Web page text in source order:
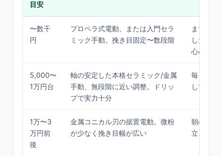
目安
〜数千
円
プロペラ式電動、または入門セラ
ミック手動。挽き目固定〜数段階
まず挽き
したい・
心の入門
5,000〜
1万円台
軸の安定した本格セラミック/金属
手動、無段階に近い調整。ドリッ
プで実力十分
毎日ドリ
して楽し
1万〜3
万円前
後
金属コニカル刃の据置電動。微粉
が少なく挽き目幅が広い
朝の時短
立、家族